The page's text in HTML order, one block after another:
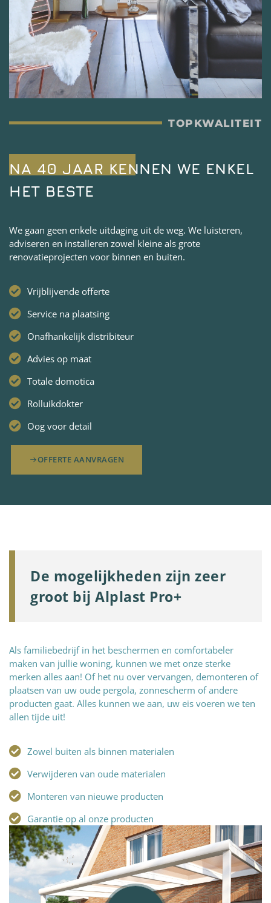
TOPKWALITEIT
NA 40 JAAR KENNEN WE ENKEL
HET BESTE
We gaan geen enkele uitdaging uit de weg. We luisteren,
adviseren en installeren zowel kleine als grote
renovatieprojecten voor binnen en buiten.
Vrijblijvende offerte
Service na plaatsing
Onafhankelijk distribiteur
Advies op maat
Totale domotica
Rolluikdokter
Oog voor detail
OFFERTE AANVRAGEN
De mogelijkheden zijn zeer
groot bij Alplast Pro+
Als familiebedrijf in het beschermen en comfortabeler
maken van jullie woning, kunnen we met onze sterke
merken alles aan! Of het nu over vervangen, demonteren of
plaatsen van uw oude pergola, zonnescherm of andere
producten gaat. Alles kunnen we aan, uw eis voeren we ten
allen tijde uit!
Zowel buiten als binnen materialen
Verwijderen van oude materialen
Monteren van nieuwe producten
Garantie op al onze producten